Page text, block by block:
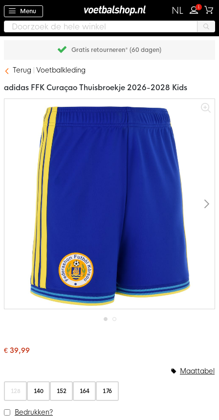
Menu NL 1
Achteraf betalen met Klarna
Terug Voetbalkleding
begin
gallerij
adidas FFK Curaçao Thuisbroekje 2026-2028 Kids
€ 39,99
128 140 152 164 176
Maattabel
Bedrukken?